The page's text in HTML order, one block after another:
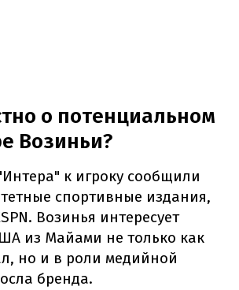
о потенциальном
Возиньи?
к игроку сообщили
спортивные издания,
Возинья интересует
из Майами не только как
но и в роли медийной
бренда.